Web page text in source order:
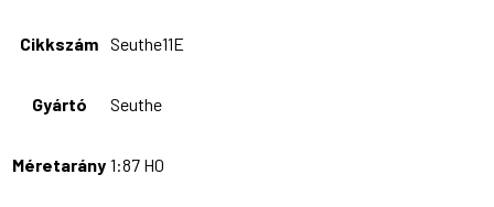
Cikkszám Seuthe11E
Gyártó Seuthe
Méretarány 1:87 H0